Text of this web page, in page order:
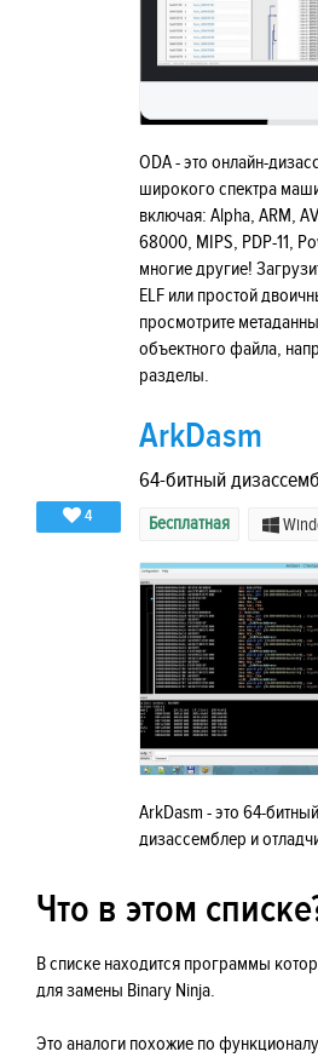
ODA - это онлайн-
широкого спектра
включая: Alpha, ARM,
68000, MIPS, PDP-11,
многие другие!
ELF или простой
просмотрите
объектного файла,
разделы.
4
ArkDasm
64-битный
Бесплатная
ArkDasm - это 64-
дизассемблер и
Что в этом
В списке находится программы
для замены Binary Ninja.
Это аналоги похожие по